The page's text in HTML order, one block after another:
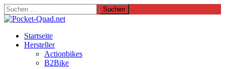
Suchen
nach:
Startseite
Hersteller
Actionbikes
B2Bike